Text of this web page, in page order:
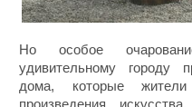
Но особое
удивительному городу
дома, которые